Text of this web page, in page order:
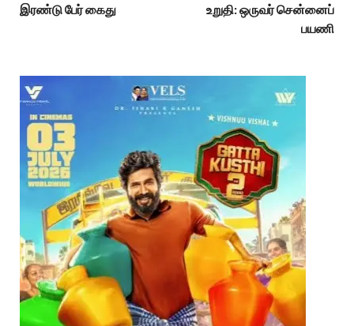
இரண்டு பேர் கைது
உறுதி: ஒருவர் சென்னைப்
பயணி